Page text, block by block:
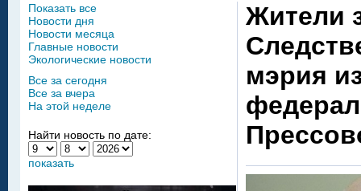
Жители
мэрия
Показать все
Новости дня
Новости месяца
Главные новости
Экологические новости
Все за сегодня
Все за вчера
На этой неделе
Найти новость по дате:
показать